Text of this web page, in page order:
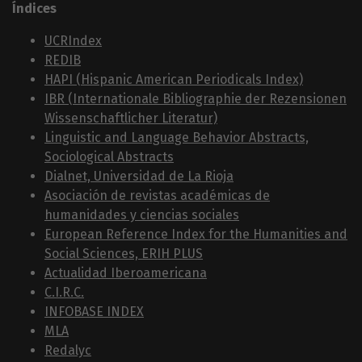
Índices
UCRIndex
REDIB
HAPI (Hispanic American Periodicals Index)
IBR (Internationale Bibliographie der Rezensionen
Wissenschaftlicher Literatur)
Linguistic and Language Behavior Abstracts,
Sociological Abstracts
Dialnet, Universidad de La Rioja
Asociación de revistas académicas de
humanidades y ciencias sociales
European Reference Index for the Humanities and
Social Sciences, ERIH PLUS
Actualidad Iberoamericana
C.I.R.C.
INFOBASE INDEX
MLA
Redalyc